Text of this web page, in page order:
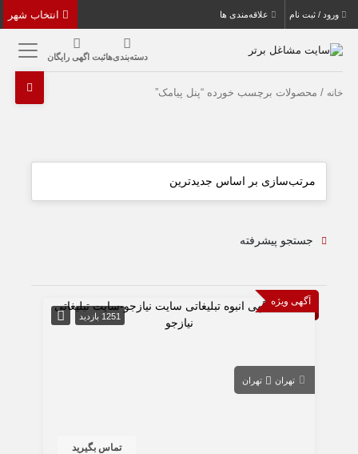
ورود / ثبت نام علاقه‌مندی ها
دسته‌بندی‌هاثبت اگهی رایگان
خانه / محصولات برچسب خورده “پنل پیامک”
جستجو پیشرفته
آگهی ویژه
1251 بازدید
تهران تهران
تماس بگیرید